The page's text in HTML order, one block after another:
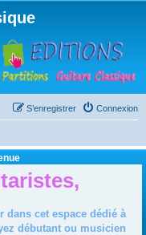
Connexion
S’enregistrer
cet espace dédié à
débutant ou musicien